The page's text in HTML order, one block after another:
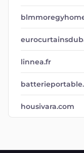
linnea.fr
housivara.com